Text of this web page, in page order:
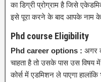
का डिग्री प्रोग्राम है जिसे
इसे पूरा करने के बाद आपके नाम के
Phd course Eligibility
Phd career options : अगर
चाहता है तो उसके पास उस विषय में
कोर्स में एडमिशन ले पाएगा